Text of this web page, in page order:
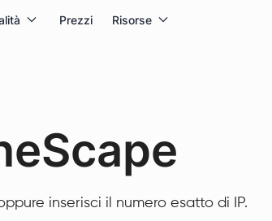
Prezzi Risorse
inserisci il numero esatto di IP.